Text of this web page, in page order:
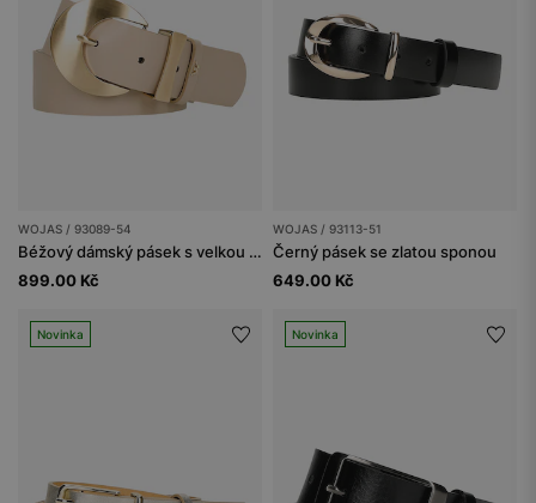
WOJAS / 93089-54
Béžový dámský pásek s velkou zlatou sponou
899.00 Kč
WOJAS / 93113-51
Černý pásek se zlatou sponou
649.00 Kč
Novinka Novinka